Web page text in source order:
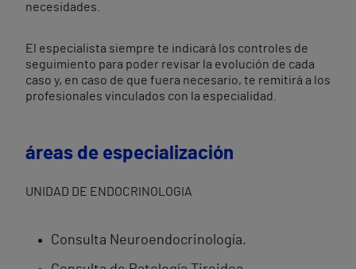
necesidades.
El especialista siempre te indicará los controles de
seguimiento para poder revisar la evolución de cada
caso y, en caso de que fuera necesario, te remitirá a los
profesionales vinculados con la especialidad.
áreas de especialización
UNIDAD DE ENDOCRINOLOGIA
Consulta Neuroendocrinología.